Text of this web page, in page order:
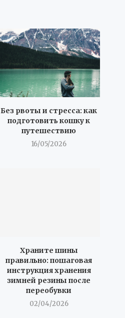
Без рвоты и стресса: как
подготовить кошку к
путешествию
16/05/2026
Храните шины
правильно: пошаговая
инструкция хранения
зимней резины после
переобувки
02/04/2026